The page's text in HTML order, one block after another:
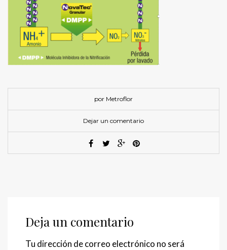
por Metroflor
Dejar un comentario
Deja un comentario
Tu dirección de correo electrónico no será